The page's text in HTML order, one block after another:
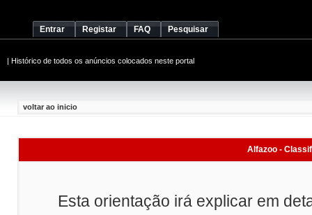
Entrar Registar FAQ Pesquisar
| Histórico de todos os anúncios colocados neste portal
voltar ao inicio
Alfazoo -
Esta orientação irá explicar em